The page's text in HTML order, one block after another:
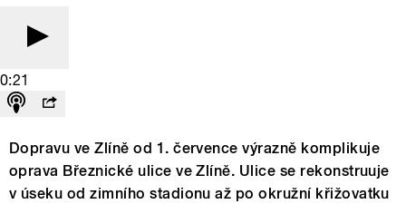
0:21
Dopravu ve Zlíně od 1. července výrazně komplikuje
oprava Březnické ulice ve Zlíně. Ulice se rekonstruuje
v úseku od zimního stadionu až po okružní křižovatku